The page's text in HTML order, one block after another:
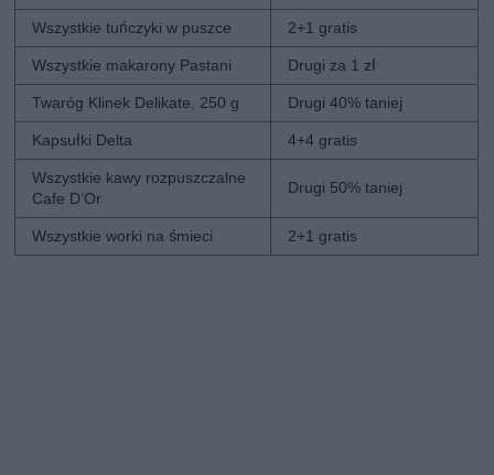
Wszystkie tuńczyki w puszce 2+1 gratis
Wszystkie makarony Pastani Drugi za 1 zł
Twaróg Klinek Delikate, 250 g Drugi 40% taniej
Kapsułki Delta 4+4 gratis
Wszystkie kawy rozpuszczalne
Cafe D’Or
Drugi 50% taniej
Wszystkie worki na śmieci 2+1 gratis